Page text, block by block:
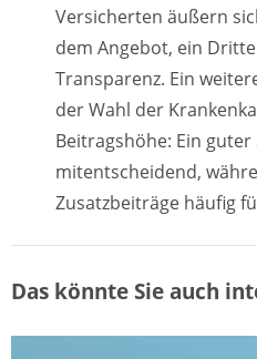
Versicherten äußern
dem Angebot, ein
Transparenz. Ein
der Wahl der
Beitragshöhe: Ein
mitentscheidend,
Zusatzbeiträge häufig
Das könnte Sie auch